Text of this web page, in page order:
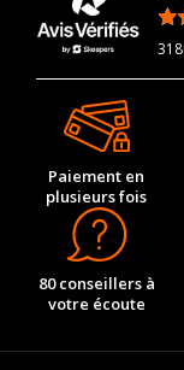
Paiement en
plusieurs fois
80 conseillers à
votre écoute